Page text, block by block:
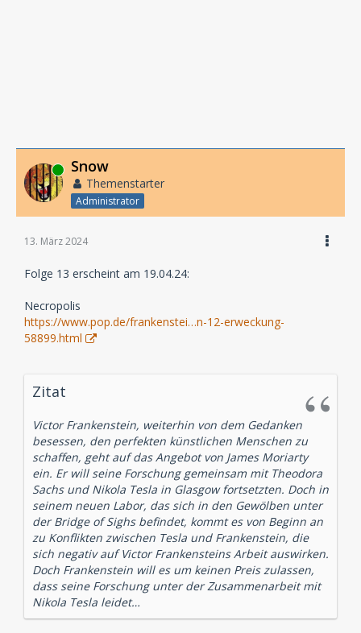
Online Snow
Themenstarter
Administrator
13. März 2024
Folge 13 erscheint am 19.04.24:
Necropolis
https://www.pop.de/frankenstei…n-12-erweckung-
58899.html
Zitat
Victor Frankenstein, weiterhin von dem Gedanken
besessen, den perfekten künstlichen Menschen zu
schaffen, geht auf das Angebot von James Moriarty
ein. Er will seine Forschung gemeinsam mit Theodora
Sachs und Nikola Tesla in Glasgow fortsetzten. Doch in
seinem neuen Labor, das sich in den Gewölben unter
der Bridge of Sighs befindet, kommt es von Beginn an
zu Konflikten zwischen Tesla und Frankenstein, die
sich negativ auf Victor Frankensteins Arbeit auswirken.
Doch Frankenstein will es um keinen Preis zulassen,
dass seine Forschung unter der Zusammenarbeit mit
Nikola Tesla leidet…